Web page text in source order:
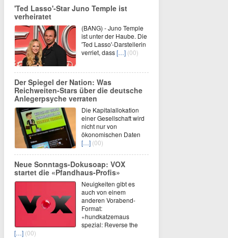
'Ted Lasso'-Star Juno Temple ist
verheiratet
(BANG) - Juno Temple
ist unter der Haube. Die
'Ted Lasso'-Darstellerin
verriet, dass[…] (00)
Der Spiegel der Nation: Was
Reichweiten-Stars über die deutsche
Anlegerpsyche verraten
Die Kapitalallokation
einer Gesellschaft wird
nicht nur von
ökonomischen Daten
[…] (00)
Neue Sonntags-Dokusoap: VOX
startet die «Pfandhaus-Profis»
Neuigkeiten gibt es
auch von einem
anderen Vorabend-
Format:
«hundkatzemaus
spezial: Reverse the
[…] (00)